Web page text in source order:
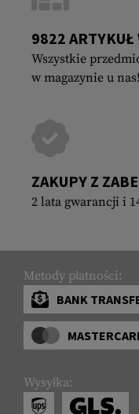
9822 ARTYKUŁ
Wszystkie
w magazynie u nas!
ZAKUPY Z
2 lata gwarancji i
Metody płatności:
BANK
Wysyłka: